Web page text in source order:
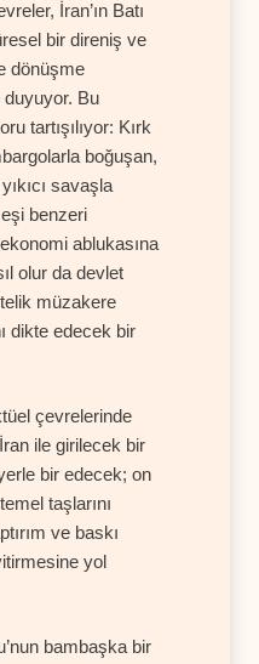
İran’ın Batı
bir direniş ve
dönüşme
duyuyor. Bu
tartışılıyor: Kırk
boğuşan,
savaşla
benzeri
ablukasına
olur da devlet
müzakere
dikte edecek bir
çevrelerinde
ile girilecek bir
yerle bir edecek; on
taşlarını
ve baskı
yol
bambaşka bir